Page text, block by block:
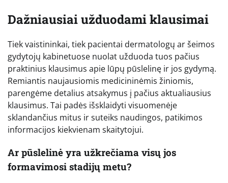
Dažniausiai užduodami klausimai
Tiek vaistininkai, tiek pacientai dermatologų ar šeimos
gydytojų kabinetuose nuolat užduoda tuos pačius
praktinius klausimus apie lūpų pūslelinę ir jos gydymą.
Remiantis naujausiomis medicininėmis žiniomis,
parengėme detalius atsakymus į pačius aktualiausius
klausimus. Tai padės išsklaidyti visuomenėje
sklandančius mitus ir suteiks naudingos, patikimos
informacijos kiekvienam skaitytojui.
Ar pūslelinė yra užkrečiama visų jos
formavimosi stadijų metu?